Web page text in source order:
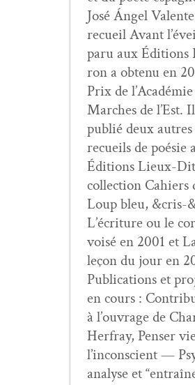
José Ángel
recueil Avant
paru aux
ron a obtenu en
Prix de
March­es de l’Est.
pub­lié deux autres
recueils de poésie
Édi­tions Lieux-
col­lec­tion Cahiers
Loup bleu, &cris-
L’écriture ou le
voisé en 2001 et
leçon du jour en
Pub­li­ca­tions et
en cours :
à l’ou­vrage de
Her­fray, Penser
l’in­con­scient —
analyse et